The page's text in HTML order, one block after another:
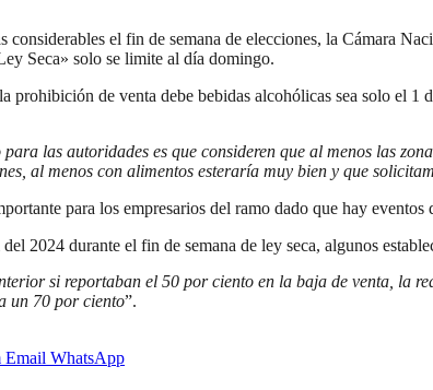
considerables el fin de semana de elecciones, la Cámara
Seca» solo se limite al día domingo.
prohibición de venta debe bebidas alcohólicas sea solo el
las autoridades es que consideren que al menos las
al menos con alimentos esteraría muy bien y que
para los empresarios del ramo dado que hay
2024 durante el fin de semana de ley seca, algunos
si reportaban el 50 por ciento en la baja de venta, la
un 70 por ciento”.
Email WhatsApp